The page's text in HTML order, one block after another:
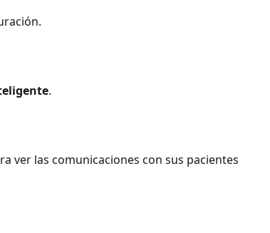
.
ver las comunicaciones con sus pacientes